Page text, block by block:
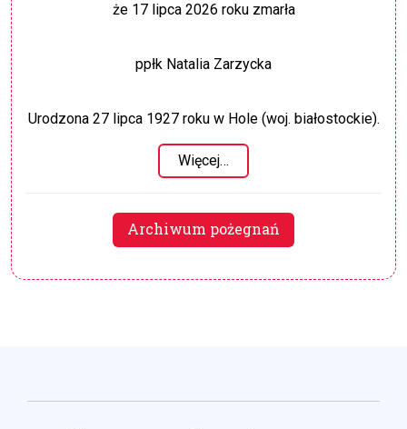
że 17 lipca 2026 roku zmarła
ppłk Natalia Zarzycka
Urodzona 27 lipca 1927 roku w Hole (woj. białostockie).
Więcej…
Archiwum pożegnań